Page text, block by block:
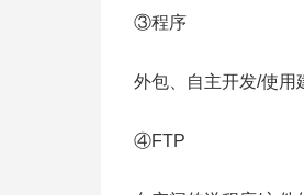
③程序
外包、自主开发/使用
④FTP